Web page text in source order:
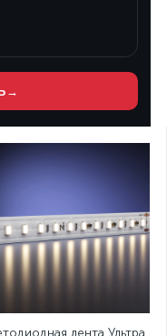
→
лента Ультра